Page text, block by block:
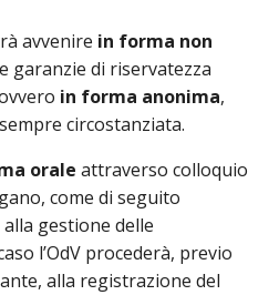
avvenire in forma non
garanzie di riservatezza
in forma anonima,
circostanziata.
orale attraverso colloquio
come di seguito
gestione delle
l’OdV procederà, previo
alla registrazione del